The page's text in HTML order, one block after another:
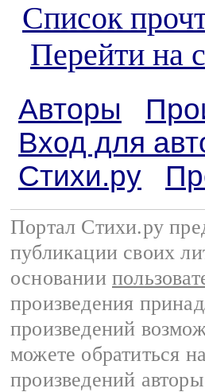
Список
Перейти на
Авторы
Вход для
Стихи.ру
Портал Стихи.ру
публикации своих
основании
произведения
произведений
можете обратиться
произведений